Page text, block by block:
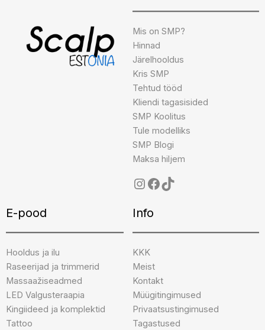
Mis on SMP?
Hinnad
Järelhooldus
Kris SMP
Tehtud tööd
Kliendi tagasisided
SMP Koolitus
Tule modelliks
SMP Blogi
Maksa hiljem
E-pood
Hooldus ja ilu
Raseerijad ja trimmerid
Massaažiseadmed
LED Valgusteraapia
Kingiideed ja komplektid
Tattoo
Info
KKK
Meist
Kontakt
Müügitingimused
Privaatsustingimused
Tagastused